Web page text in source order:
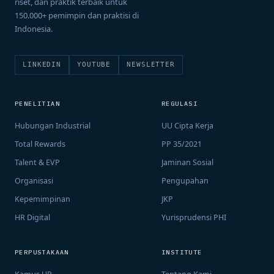
150.000+ pemimpin dan praktisi di
Indonesia.
LINKEDIN YOUTUBE NEWSLETTER
PENELITIAN
Hubungan Industrial
Total Rewards
Talent & EVP
Organisasi
Kepemimpinan
HR Digital
REGULASI
UU Cipta Kerja
PP 35/2021
Jaminan Sosial
Pengupahan
JKP
Yurisprudensi PHI
PERPUSTAKAAN INSTITUTE